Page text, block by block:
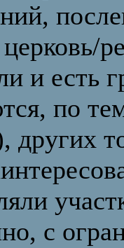
и есть
по
других
с